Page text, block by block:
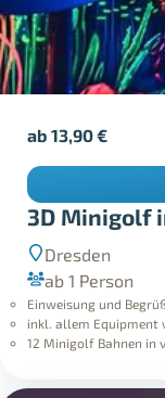
3D Minigolf
Dresden
ab 1 Person
Einweisung und
inkl. allem Equipment
12 Minigolf Bahnen in
ab13,90€